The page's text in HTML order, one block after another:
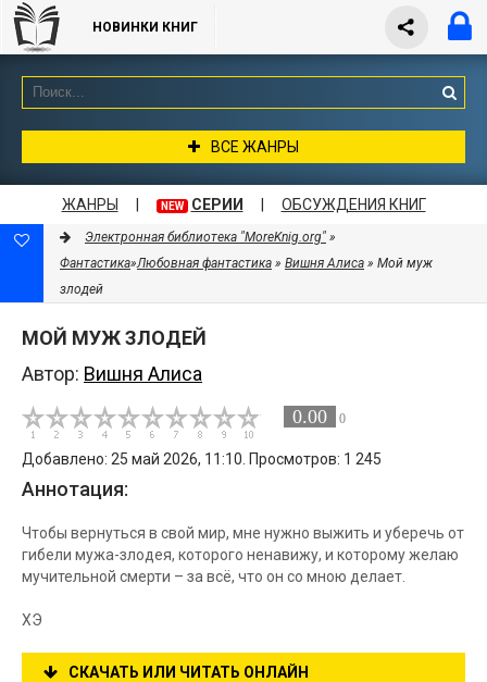
НОВИНКИ КНИГ
ВСЕ ЖАНРЫ
ЖАНРЫ NEW СЕРИИ ОБСУЖДЕНИЯ КНИГ
Электронная библиотека "MoreKnig.org" »
Фантастика»Любовная фантастика » Вишня Алиса » Мой муж
злодей
МОЙ МУЖ ЗЛОДЕЙ
Автор: Вишня Алиса
0.00 0
Добавлено: 25 май 2026, 11:10. Просмотров: 1 245
Аннотация:
Чтобы вернуться в свой мир, мне нужно выжить и уберечь от
гибели мужа-злодея, которого ненавижу, и которому желаю
мучительной смерти – за всё, что он со мною делает.
ХЭ
СКАЧАТЬ ИЛИ ЧИТАТЬ ОНЛАЙН